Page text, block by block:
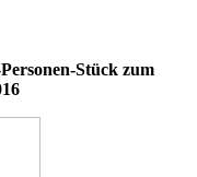
Stück zum